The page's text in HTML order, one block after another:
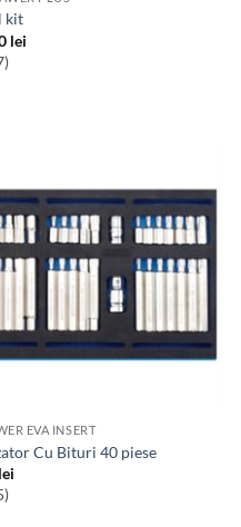
kit
lei
EVA INSERT
Cu Bituri 40 piese
lei